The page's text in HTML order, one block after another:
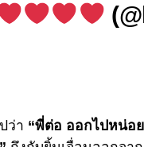
ว่า “พี่ต่อ ออกไปหน่อ